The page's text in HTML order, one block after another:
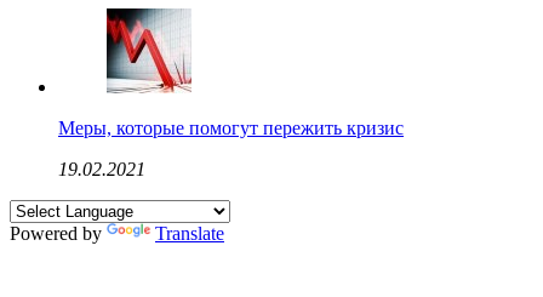
Меры, которые помогут пережить кризис
19.02.2021
Powered by Translate